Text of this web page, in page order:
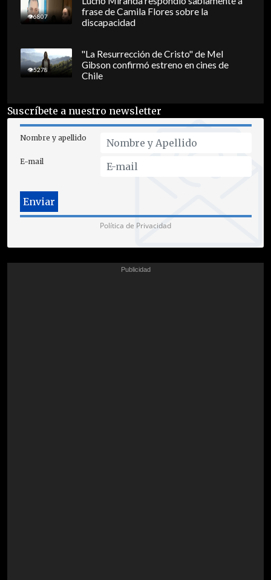
6807
frase de Camila Flores sobre la
discapacidad
5278
"La Resurrección de Cristo" de Mel
Gibson confirmó estreno en cines de
Chile
Suscríbete a nuestro newsletter
Nombre y apellido
E-mail
Política de Privacidad